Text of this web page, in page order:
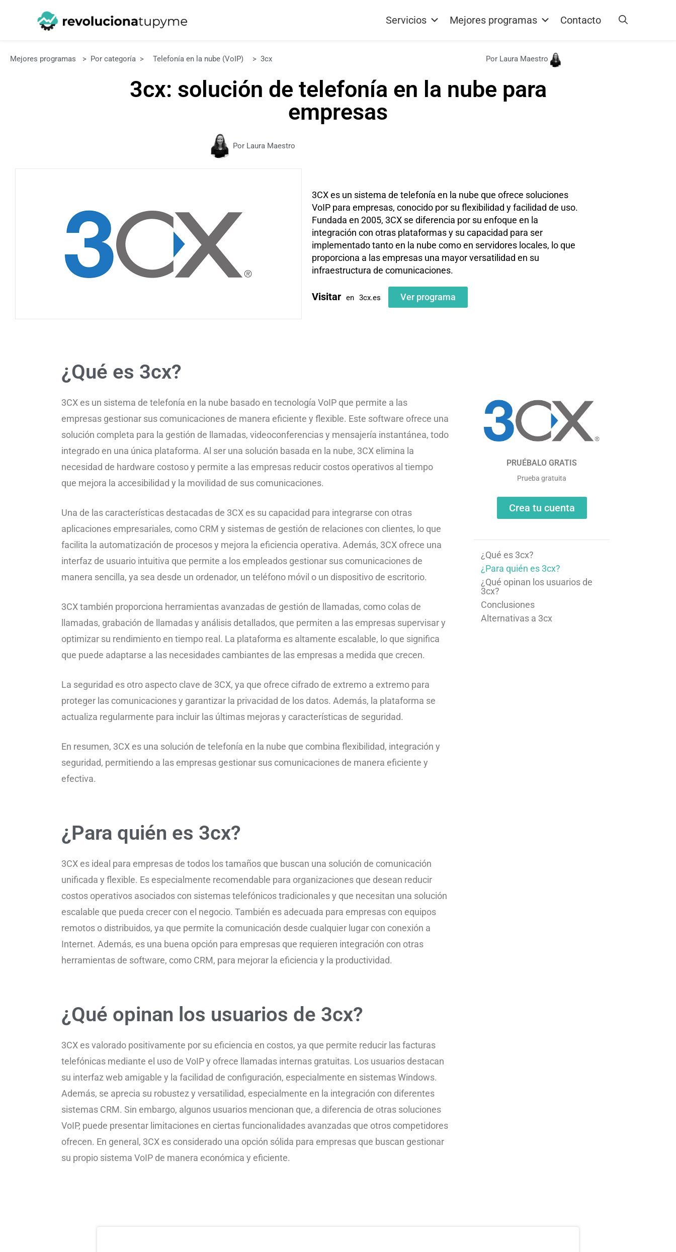
Servicios Mejores programas Contacto
Mejores programas > Por categoría > Telefonía en la nube (VoIP) > 3cx Por Laura Maestro
3cx: solución de telefonía en la nube para
empresas
Por Laura Maestro
3CX es un sistema de telefonía en la nube que ofrece soluciones
VoIP para empresas, conocido por su flexibilidad y facilidad de uso.
Fundada en 2005, 3CX se diferencia por su enfoque en la
integración con otras plataformas y su capacidad para ser
implementado tanto en la nube como en servidores locales, lo que
proporciona a las empresas una mayor versatilidad en su
infraestructura de comunicaciones.
Visitar en 3cx.es Ver programa
¿Qué es 3cx?
3CX es un sistema de telefonía en la nube basado en tecnología VoIP que permite a las
empresas gestionar sus comunicaciones de manera eficiente y flexible. Este software ofrece una
solución completa para la gestión de llamadas, videoconferencias y mensajería instantánea, todo
integrado en una única plataforma. Al ser una solución basada en la nube, 3CX elimina la
necesidad de hardware costoso y permite a las empresas reducir costos operativos al tiempo
que mejora la accesibilidad y la movilidad de sus comunicaciones.
Una de las características destacadas de 3CX es su capacidad para integrarse con otras
aplicaciones empresariales, como CRM y sistemas de gestión de relaciones con clientes, lo que
facilita la automatización de procesos y mejora la eficiencia operativa. Además, 3CX ofrece una
interfaz de usuario intuitiva que permite a los empleados gestionar sus comunicaciones de
manera sencilla, ya sea desde un ordenador, un teléfono móvil o un dispositivo de escritorio.
3CX también proporciona herramientas avanzadas de gestión de llamadas, como colas de
llamadas, grabación de llamadas y análisis detallados, que permiten a las empresas supervisar y
optimizar su rendimiento en tiempo real. La plataforma es altamente escalable, lo que significa
que puede adaptarse a las necesidades cambiantes de las empresas a medida que crecen.
La seguridad es otro aspecto clave de 3CX, ya que ofrece cifrado de extremo a extremo para
proteger las comunicaciones y garantizar la privacidad de los datos. Además, la plataforma se
actualiza regularmente para incluir las últimas mejoras y características de seguridad.
En resumen, 3CX es una solución de telefonía en la nube que combina flexibilidad, integración y
seguridad, permitiendo a las empresas gestionar sus comunicaciones de manera eficiente y
efectiva.
¿Para quién es 3cx?
3CX es ideal para empresas de todos los tamaños que buscan una solución de comunicación
unificada y flexible. Es especialmente recomendable para organizaciones que desean reducir
costos operativos asociados con sistemas telefónicos tradicionales y que necesitan una solución
escalable que pueda crecer con el negocio. También es adecuada para empresas con equipos
remotos o distribuidos, ya que permite la comunicación desde cualquier lugar con conexión a
Internet. Además, es una buena opción para empresas que requieren integración con otras
herramientas de software, como CRM, para mejorar la eficiencia y la productividad.
¿Qué opinan los usuarios de 3cx?
3CX es valorado positivamente por su eficiencia en costos, ya que permite reducir las facturas
telefónicas mediante el uso de VoIP y ofrece llamadas internas gratuitas. Los usuarios destacan
su interfaz web amigable y la facilidad de configuración, especialmente en sistemas Windows.
Además, se aprecia su robustez y versatilidad, especialmente en la integración con diferentes
sistemas CRM. Sin embargo, algunos usuarios mencionan que, a diferencia de otras soluciones
VoIP, puede presentar limitaciones en ciertas funcionalidades avanzadas que otros competidores
ofrecen. En general, 3CX es considerado una opción sólida para empresas que buscan gestionar
su propio sistema VoIP de manera económica y eficiente.
PRUÉBALO GRATIS
Prueba gratuita
Crea tu cuenta
¿Qué es 3cx?
¿Para quién es 3cx?
¿Qué opinan los usuarios de
3cx?
Conclusiones
Alternativas a 3cx